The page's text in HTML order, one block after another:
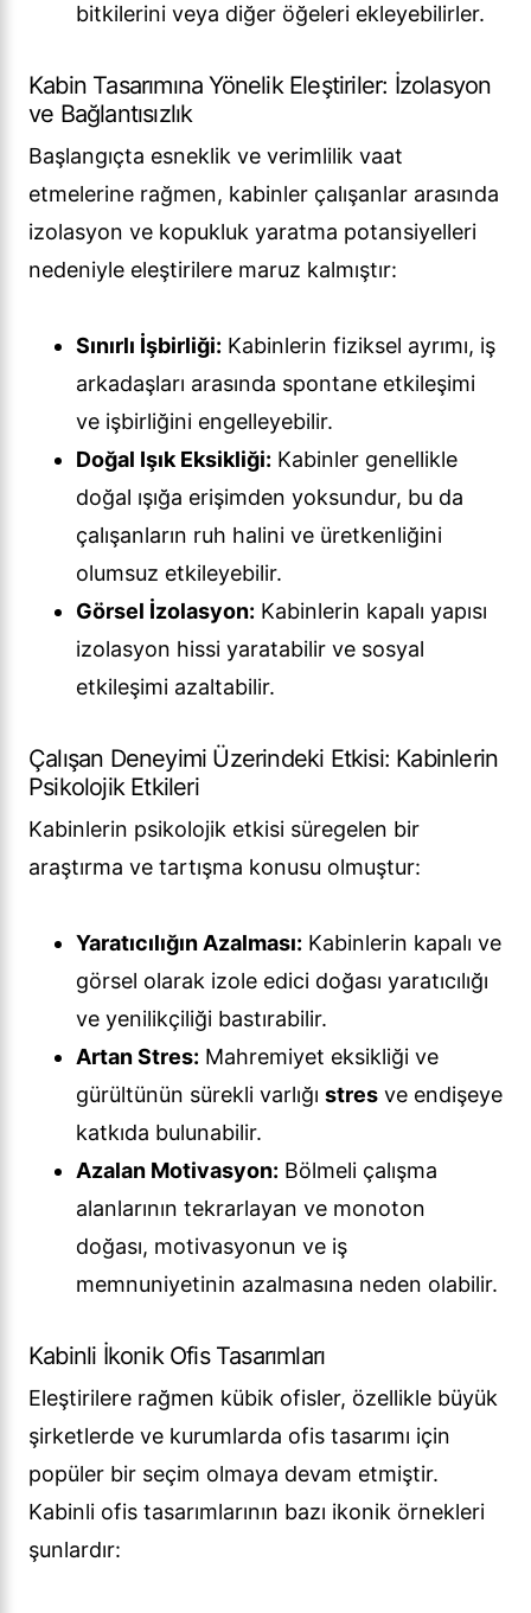
bitkilerini veya diğer öğeleri ekleyebilirler.
Kabin Tasarımına Yönelik Eleştiriler: İzolasyon
ve Bağlantısızlık
Başlangıçta esneklik ve verimlilik vaat
etmelerine rağmen, kabinler çalışanlar arasında
izolasyon ve kopukluk yaratma potansiyelleri
nedeniyle eleştirilere maruz kalmıştır:
Sınırlı İşbirliği: Kabinlerin fiziksel ayrımı, iş
arkadaşları arasında spontane etkileşimi
ve işbirliğini engelleyebilir.
Doğal Işık Eksikliği: Kabinler genellikle
doğal ışığa erişimden yoksundur, bu da
çalışanların ruh halini ve üretkenliğini
olumsuz etkileyebilir.
Görsel İzolasyon: Kabinlerin kapalı yapısı
izolasyon hissi yaratabilir ve sosyal
etkileşimi azaltabilir.
Çalışan Deneyimi Üzerindeki Etkisi: Kabinlerin
Psikolojik Etkileri
Kabinlerin psikolojik etkisi süregelen bir
araştırma ve tartışma konusu olmuştur:
Yaratıcılığın Azalması: Kabinlerin kapalı ve
görsel olarak izole edici doğası yaratıcılığı
ve yenilikçiliği bastırabilir.
Artan Stres: Mahremiyet eksikliği ve
gürültünün sürekli varlığı stres ve endişeye
katkıda bulunabilir.
Azalan Motivasyon: Bölmeli çalışma
alanlarının tekrarlayan ve monoton
doğası, motivasyonun ve iş
memnuniyetinin azalmasına neden olabilir.
Kabinli İkonik Ofis Tasarımları
Eleştirilere rağmen kübik ofisler, özellikle büyük
şirketlerde ve kurumlarda ofis tasarımı için
popüler bir seçim olmaya devam etmiştir.
Kabinli ofis tasarımlarının bazı ikonik örnekleri
şunlardır: